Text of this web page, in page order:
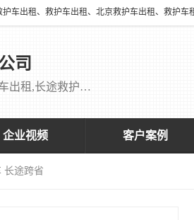
司
救护车出租,救护车租赁公司,北京救护车出租,长途救护车出租,长途120救护车出租,120救护车出租长途救护车出租 刘主任：18513952202
企业视频 客户案例
长途跨省